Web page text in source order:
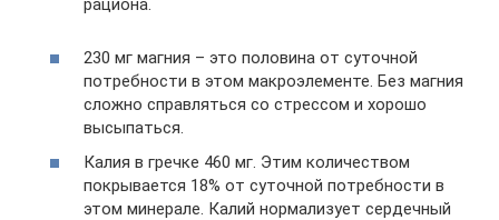
230 мг магния – это половина от суточной
потребности в этом макроэлементе. Без магния
сложно справляться со стрессом и хорошо
высыпаться.
Калия в гречке 460 мг. Этим количеством
покрывается 18% от суточной потребности в
этом минерале. Калий нормализует сердечный